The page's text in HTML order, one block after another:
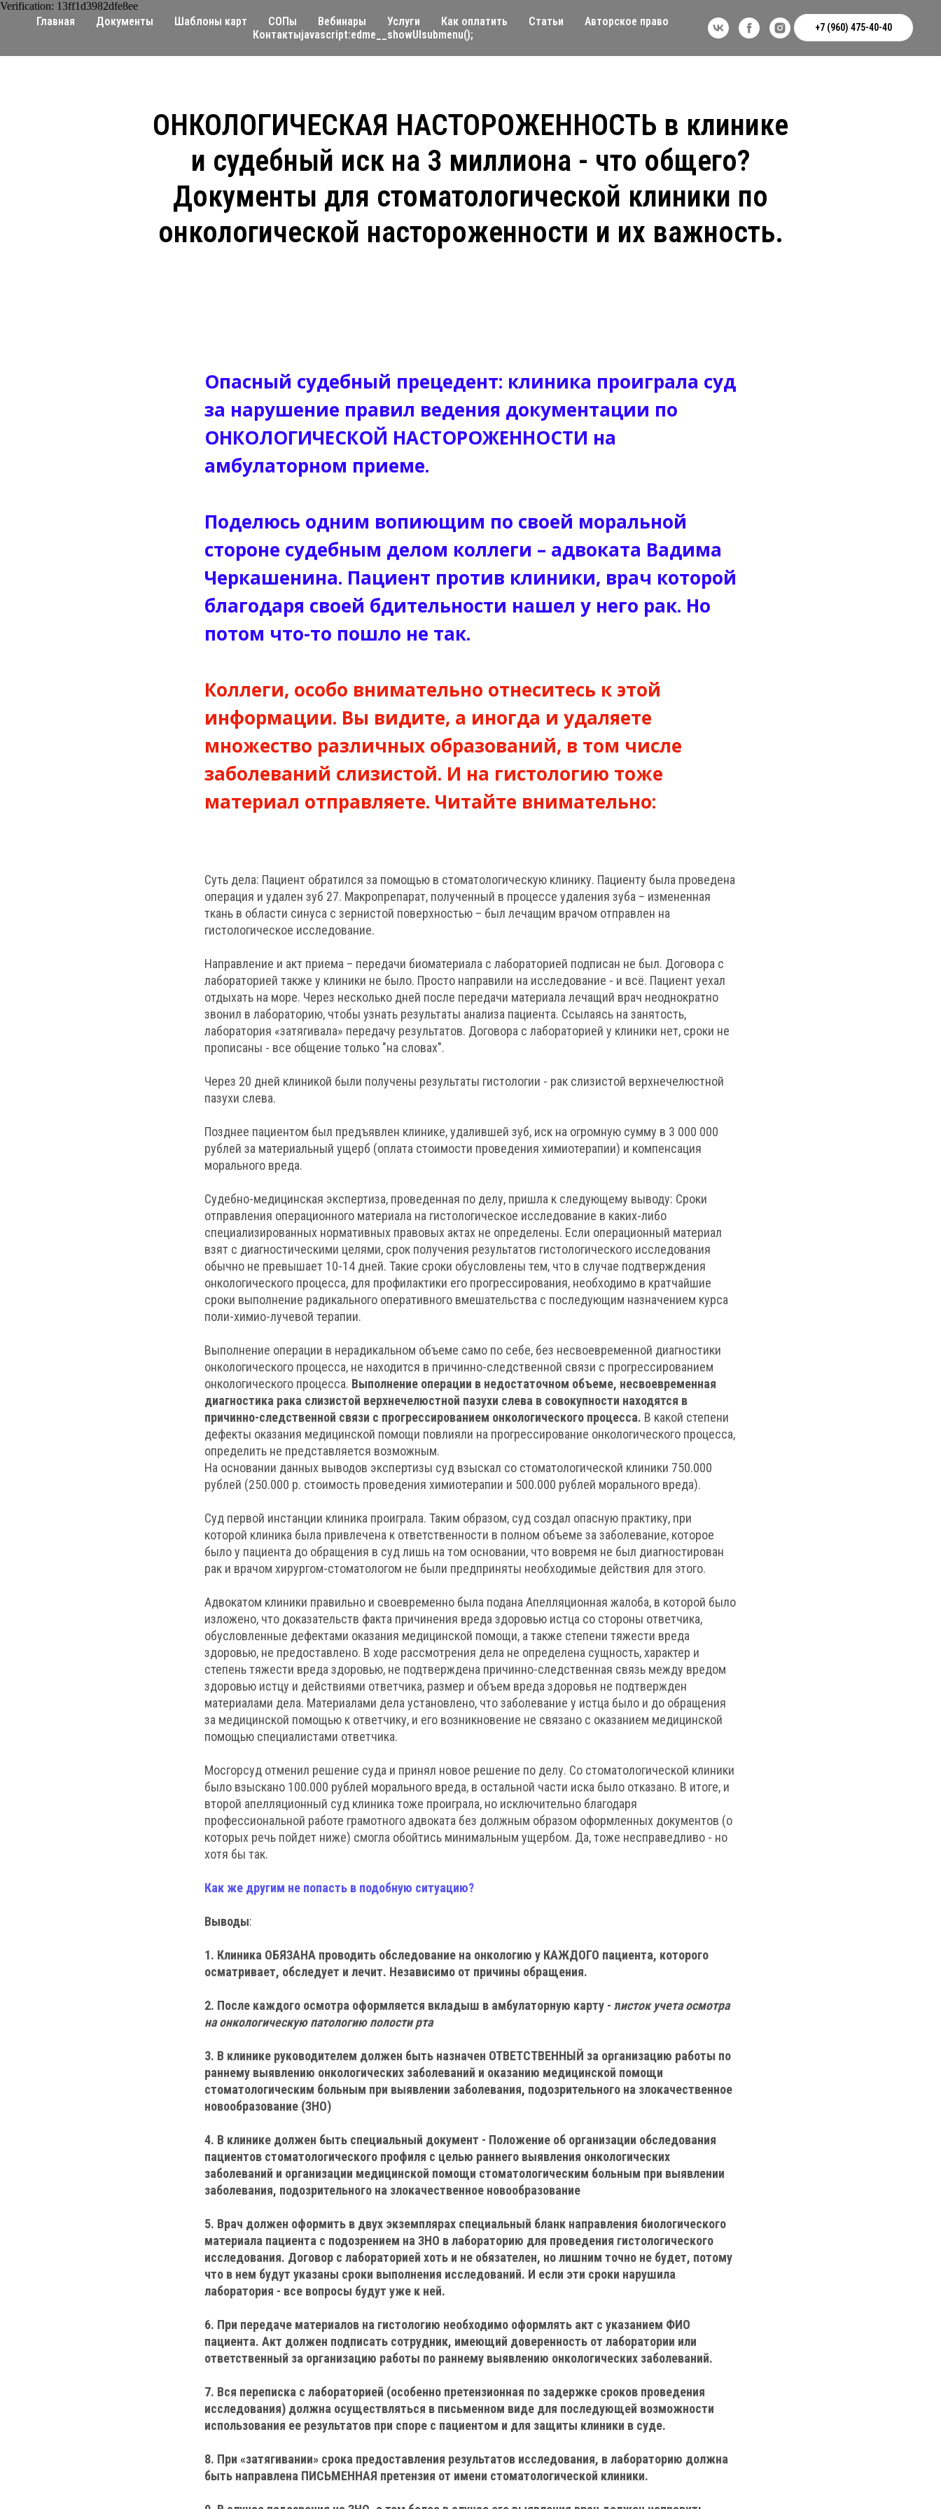
Verification: 13ff1d3982dfe8ee
Главная Документы Шаблоны карт СОПы Вебинары Услуги Как оплатить Статьи
Авторское право
Контактыjavascript:edme__showUIsubmenu();
+7 (960) 475-40-40
ОНКОЛОГИЧЕСКАЯ НАСТОРОЖЕННОСТЬ в клинике
и судебный иск на 3 миллиона - что общего?
Документы для стоматологической клиники по
онкологической настороженности и их важность.
Опасный судебный прецедент: клиника проиграла суд
за нарушение правил ведения документации по
ОНКОЛОГИЧЕСКОЙ НАСТОРОЖЕННОСТИ на
амбулаторном приеме.
Поделюсь одним вопиющим по своей моральной
стороне судебным делом коллеги – адвоката Вадима
Черкашенина. Пациент против клиники, врач которой
благодаря своей бдительности нашел у него рак. Но
потом что-то пошло не так.
Коллеги, особо внимательно отнеситесь к этой
информации. Вы видите, а иногда и удаляете
множество различных образований, в том числе
заболеваний слизистой. И на гистологию тоже
материал отправляете. Читайте внимательно:
Суть дела: Пациент обратился за помощью в стоматологическую клинику. Пациенту была проведена
операция и удален зуб 27. Макропрепарат, полученный в процессе удаления зуба – измененная
ткань в области синуса с зернистой поверхностью – был лечащим врачом отправлен на
гистологическое исследование.
Направление и акт приема – передачи биоматериала с лабораторией подписан не был. Договора с
лабораторией также у клиники не было. Просто направили на исследование - и всё. Пациент уехал
отдыхать на море. Через несколько дней после передачи материала лечащий врач неоднократно
звонил в лабораторию, чтобы узнать результаты анализа пациента. Ссылаясь на занятость,
лаборатория «затягивала» передачу результатов. Договора с лабораторией у клиники нет, сроки не
прописаны - все общение только "на словах".
Через 20 дней клиникой были получены результаты гистологии - рак слизистой верхнечелюстной
пазухи слева.
Позднее пациентом был предъявлен клинике, удалившей зуб, иск на огромную сумму в 3 000 000
рублей за материальный ущерб (оплата стоимости проведения химиотерапии) и компенсация
морального вреда.
Судебно-медицинская экспертиза, проведенная по делу, пришла к следующему выводу: Сроки
отправления операционного материала на гистологическое исследование в каких-либо
специализированных нормативных правовых актах не определены. Если операционный материал
взят с диагностическими целями, срок получения результатов гистологического исследования
обычно не превышает 10-14 дней. Такие сроки обусловлены тем, что в случае подтверждения
онкологического процесса, для профилактики его прогрессирования, необходимо в кратчайшие
сроки выполнение радикального оперативного вмешательства с последующим назначением курса
поли-химио-лучевой терапии.
Выполнение операции в нерадикальном объеме само по себе, без несвоевременной диагностики
онкологического процесса, не находится в причинно-следственной связи с прогрессированием
онкологического процесса. Выполнение операции в недостаточном объеме, несвоевременная
диагностика рака слизистой верхнечелюстной пазухи слева в совокупности находятся в
причинно-следственной связи с прогрессированием онкологического процесса. В какой степени
дефекты оказания медицинской помощи повлияли на прогрессирование онкологического процесса,
определить не представляется возможным.
На основании данных выводов экспертизы суд взыскал со стоматологической клиники 750.000
рублей (250.000 р. стоимость проведения химиотерапии и 500.000 рублей морального вреда).
Суд первой инстанции клиника проиграла. Таким образом, суд создал опасную практику, при
которой клиника была привлечена к ответственности в полном объеме за заболевание, которое
было у пациента до обращения в суд лишь на том основании, что вовремя не был диагностирован
рак и врачом хирургом-стоматологом не были предприняты необходимые действия для этого.
Адвокатом клиники правильно и своевременно была подана Апелляционная жалоба, в которой было
изложено, что доказательств факта причинения вреда здоровью истца со стороны ответчика,
обусловленные дефектами оказания медицинской помощи, а также степени тяжести вреда
здоровью, не предоставлено. В ходе рассмотрения дела не определена сущность, характер и
степень тяжести вреда здоровью, не подтверждена причинно-следственная связь между вредом
здоровью истцу и действиями ответчика, размер и объем вреда здоровья не подтвержден
материалами дела. Материалами дела установлено, что заболевание у истца было и до обращения
за медицинской помощью к ответчику, и его возникновение не связано с оказанием медицинской
помощью специалистами ответчика.
Мосгорсуд отменил решение суда и принял новое решение по делу. Со стоматологической клиники
было взыскано 100.000 рублей морального вреда, в остальной части иска было отказано. В итоге, и
второй апелляционный суд клиника тоже проиграла, но исключительно благодаря
профессиональной работе грамотного адвоката без должным образом оформленных документов (о
которых речь пойдет ниже) смогла обойтись минимальным ущербом. Да, тоже несправедливо - но
хотя бы так.
Как же другим не попасть в подобную ситуацию?
Выводы:
1. Клиника ОБЯЗАНА проводить обследование на онкологию у КАЖДОГО пациента, которого
осматривает, обследует и лечит. Независимо от причины обращения.
2. После каждого осмотра оформляется вкладыш в амбулаторную карту - листок учета осмотра
на онкологическую патологию полости рта
3. В клинике руководителем должен быть назначен ОТВЕТСТВЕННЫЙ за организацию работы по
раннему выявлению онкологических заболеваний и оказанию медицинской помощи
стоматологическим больным при выявлении заболевания, подозрительного на злокачественное
новообразование (ЗНО)
4. В клинике должен быть специальный документ - Положение об организации обследования
пациентов стоматологического профиля с целью раннего выявления онкологических
заболеваний и организации медицинской помощи стоматологическим больным при выявлении
заболевания, подозрительного на злокачественное новообразование
5. Врач должен оформить в двух экземплярах специальный бланк направления биологического
материала пациента с подозрением на ЗНО в лабораторию для проведения гистологического
исследования. Договор с лабораторией хоть и не обязателен, но лишним точно не будет, потому
что в нем будут указаны сроки выполнения исследований. И если эти сроки нарушила
лаборатория - все вопросы будут уже к ней.
6. При передаче материалов на гистологию необходимо оформлять акт с указанием ФИО
пациента. Акт должен подписать сотрудник, имеющий доверенность от лаборатории или
ответственный за организацию работы по раннему выявлению онкологических заболеваний.
7. Вся переписка с лабораторией (особенно претензионная по задержке сроков проведения
исследования) должна осуществляться в письменном виде для последующей возможности
использования ее результатов при споре с пациентом и для защиты клиники в суде.
8. При «затягивании» срока предоставления результатов исследования, в лабораторию должна
быть направлена ПИСЬМЕННАЯ претензия от имени стоматологической клиники.